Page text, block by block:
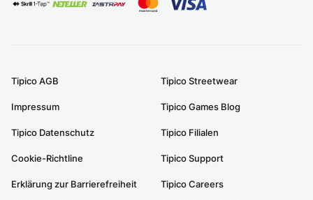
Tipico AGB
Impressum
Tipico Datenschutz
Cookie-Richtline
Erklärung zur Barrierefreiheit
Tipico Streetwear
Tipico Games Blog
Tipico Filialen
Tipico Support
Tipico Careers